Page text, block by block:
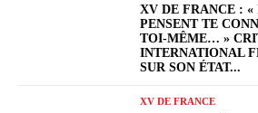
XV DE FRANCE : «
PENSENT TE
TOI-MÊME… »
INTERNATIONAL
SUR SON ÉTAT...
XV DE FRANCE